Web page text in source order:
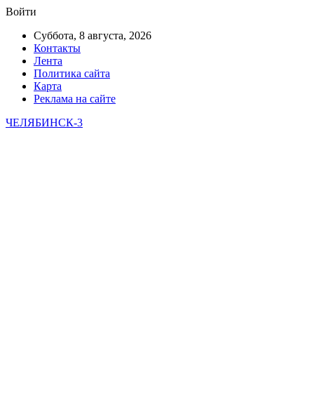
Войти
Суббота, 8 августа, 2026
Контакты
Лента
Политика сайта
Карта
Реклама на сайте
ЧЕЛЯБИНСК-3